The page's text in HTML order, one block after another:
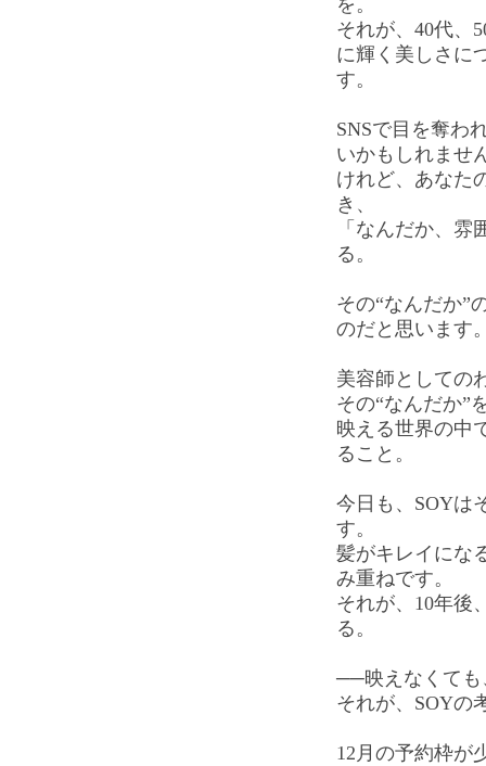
を。
それが、40代、
に輝く美しさに
す。
SNSで目を奪わ
いかもしれませ
けれど、あなた
き、
「なんだか、
る。
その“なんだか”
のだと思います
美容師としての
その“なんだか”
映える世界の中
ること。
今日も、SOYは
す。
髪がキレイにな
み重ねです。
それが、10年後
る。
──映えなくても
それが、SOYの
12月の予約枠が